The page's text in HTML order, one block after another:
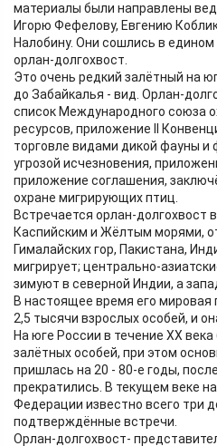
материалы были направлены
Игорю Фефелову, Евгению
Налобину. Они сошлись в
орлан-долгохвост.
Это очень редкий залётный на
до Забайкалья - вид. Орлан-
список Международного союза
ресурсов, приложение II
торговле видами дикой фауны
угрозой исчезновения,
приложение соглашения,
охране мигрирующих птиц.
Встречается орлан-долгохвост
Каспийским и Жёлтым морями,
Гималайских гор, Пакистана,
мигрирует; центрально-
зимуют в северной Индии, а
В настоящее время его мировая
2,5 тысячи взрослых особей, и
На юге России в течение ХХ
залётных особей, при этом
пришлась на 20 - 80-е годы,
прекратились. В текущем веке
Федерации известно всего три
подтверждённые встречи.
Орлан-долгохвост-